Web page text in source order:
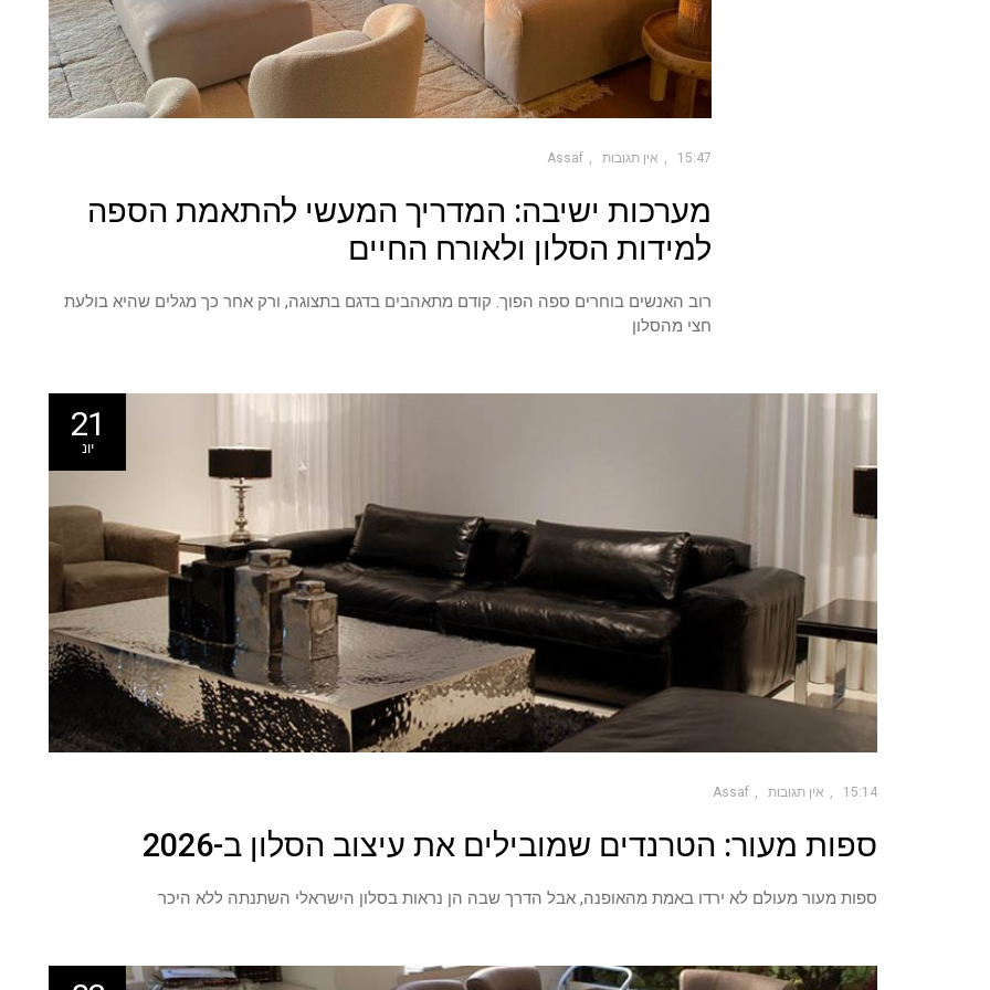
15:47 אין תגובות Assaf
מערכות ישיבה: המדריך המעשי להתאמת הספה
למידות הסלון ולאורח החיים
רוב האנשים בוחרים ספה הפוך. קודם מתאהבים בדגם בתצוגה, ורק אחר כך מגלים שהיא בולעת
חצי מהסלון
21
יונ
15:14 אין תגובות Assaf
ספות מעור: הטרנדים שמובילים את עיצוב הסלון ב-2026
ספות מעור מעולם לא ירדו באמת מהאופנה, אבל הדרך שבה הן נראות בסלון הישראלי השתנתה ללא היכר